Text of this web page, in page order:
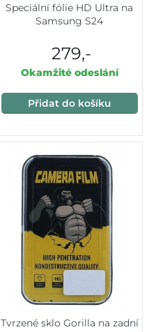
Speciální fólie HD Ultra na
Samsung S24
279,-
Okamžité odeslání
Přidat do košíku
Tvrzené sklo Gorilla na zadní